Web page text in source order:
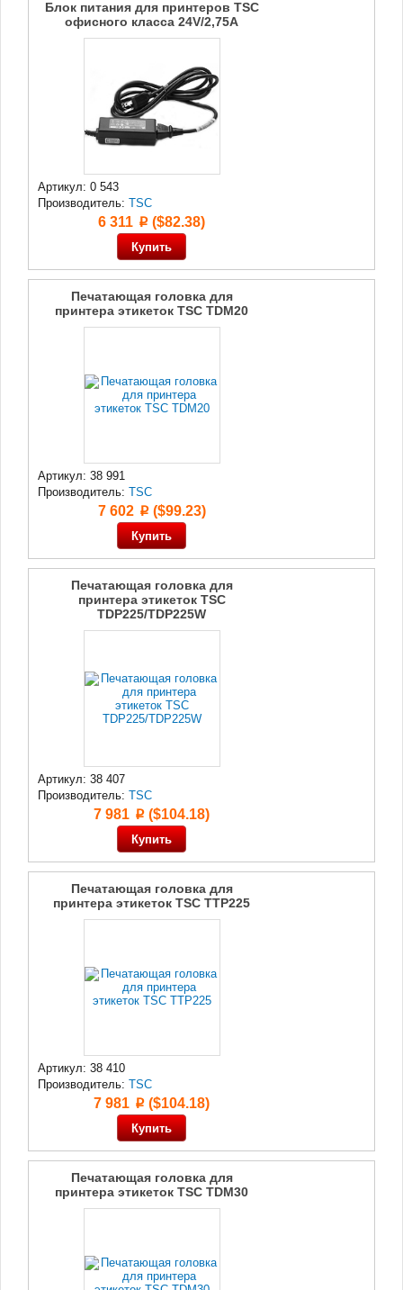
Блок питания для принтеров TSC
офисного класса 24V/2,75A
Артикул: 0 543
Производитель: TSC
6 311 p ($82.38)
Печатающая головка для
принтера этикеток TSC TDM20
Артикул: 38 991
Производитель: TSC
7 602 p($99.23)
Печатающая головка для
принтера этикеток TSC
TDP225/TDP225W
Артикул: 38 407
Производитель: TSC
7 981 p ($104.18)
Печатающая головка для
принтера этикеток TSC TTP225
Артикул: 38 410
Производитель: TSC
7 981 p ($104.18)
Печатающая головка для
принтера этикеток TSC TDM30